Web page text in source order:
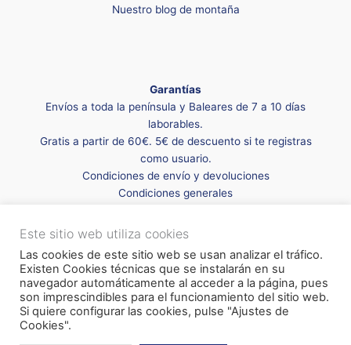
Nuestro blog de montaña
Garantías
Envíos a toda la península y Baleares de 7 a 10 días
laborables.
Gratis a partir de 60€. 5€ de descuento si te registras
como usuario.
Condiciones de envío y devoluciones
Condiciones generales
Este sitio web utiliza cookies
Las cookies de este sitio web se usan analizar el tráfico.
Existen Cookies técnicas que se instalarán en su
navegador automáticamente al acceder a la página, pues
son imprescindibles para el funcionamiento del sitio web.
Si quiere configurar las cookies, pulse "Ajustes de
Cookies".